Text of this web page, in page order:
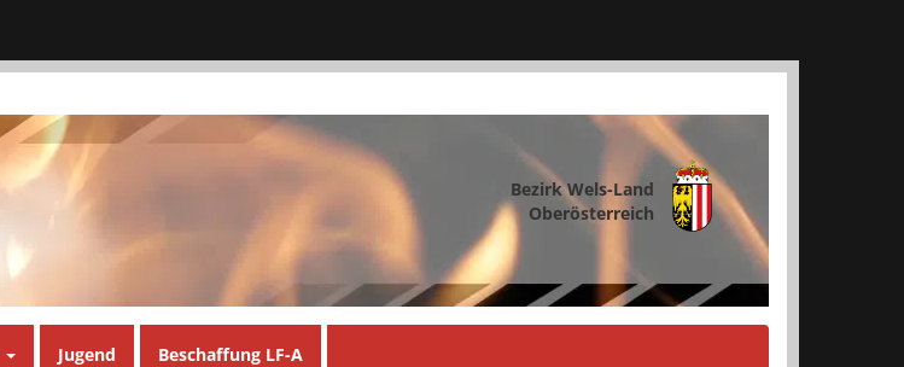
Bezirk Wels-Land
Oberösterreich
Jugend Beschaffung LF-A